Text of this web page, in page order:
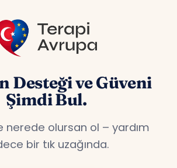
Desteği ve Güveni
Şimdi Bul.
nerede olursan ol – yardım
bir tık uzağında.